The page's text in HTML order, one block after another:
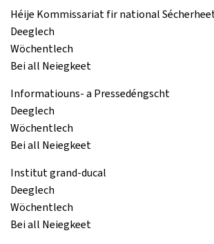
Héije Kommissariat fir national
Deeglech
Wöchentlech
Bei all Neiegkeet
Informatiouns- a Pressedéngscht
Deeglech
Wöchentlech
Bei all Neiegkeet
Institut grand-ducal
Deeglech
Wöchentlech
Bei all Neiegkeet